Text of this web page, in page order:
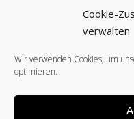
Cookie-
verwalten
Wir verwenden Cookies, um
optimieren.
AGB (B2B)
COOKIE-